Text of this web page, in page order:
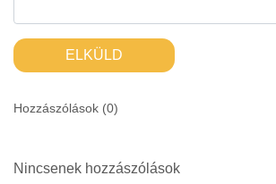
ELKÜLD
Hozzászólások (0)
Nincsenek hozzászólások